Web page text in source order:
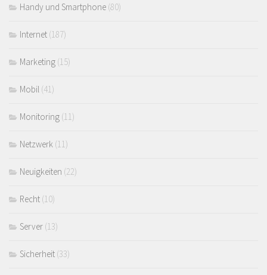
Handy und Smartphone (80)
Internet (187)
Marketing (15)
Mobil (41)
Monitoring (11)
Netzwerk (11)
Neuigkeiten (22)
Recht (10)
Server (13)
Sicherheit (33)